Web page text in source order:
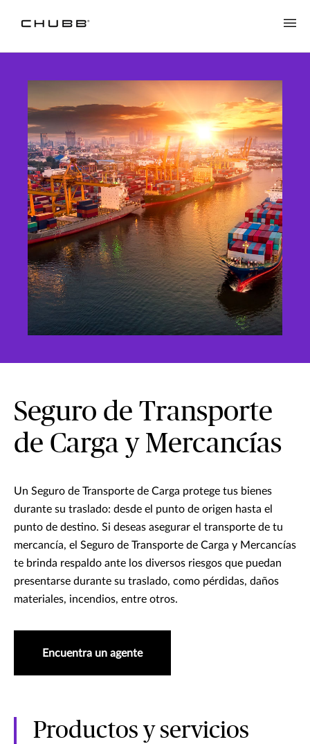
Seguro de Transporte
de Carga y Mercancías
Un Seguro de Transporte de Carga protege tus bienes
durante su traslado: desde el punto de origen hasta el
punto de destino. Si deseas asegurar el transporte de tu
mercancía, el Seguro de Transporte de Carga y Mercancías
te brinda respaldo ante los diversos riesgos que puedan
presentarse durante su traslado, como pérdidas, daños
materiales, incendios, entre otros.
Encuentra un agente
Productos y servicios